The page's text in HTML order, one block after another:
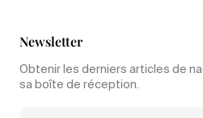
Newsletter
Obtenir les derniers articles de
sa boîte de réception.